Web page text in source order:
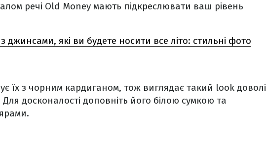
речі Old Money мають підкреслювати ваш рівень
з джинсами, які ви будете носити все літо: стильні фото
їх з чорним кардиганом, тож виглядає такий look доволі
досконалості доповніть його білою сумкою та